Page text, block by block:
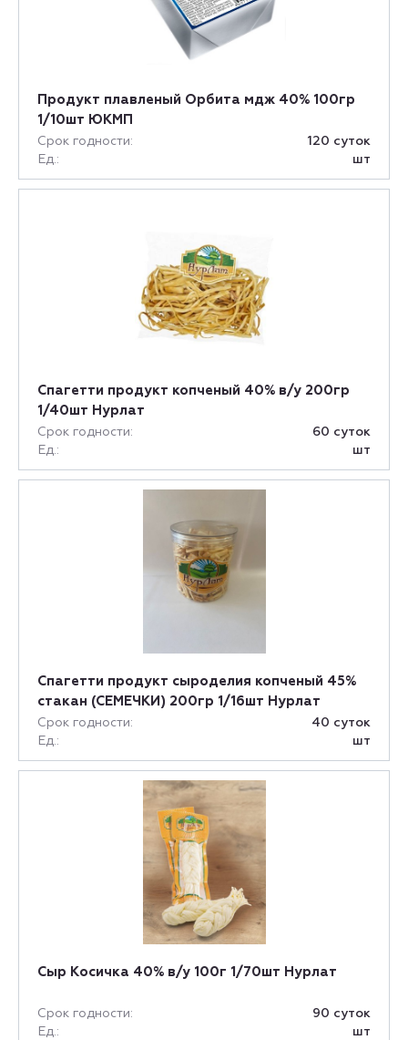
Продукт плавленый Орбита мдж 40% 100гр
1/10шт ЮКМП
Срок годности:
120 суток
Ед.:
шт
Спагетти продукт копченый 40% в/у 200гр
1/40шт Нурлат
Срок годности:
60 суток
Ед.:
шт
Спагетти продукт сыроделия копченый 45%
стакан (СЕМЕЧКИ) 200гр 1/16шт Нурлат
Срок годности:
40 суток
Ед.:
шт
Сыр Косичка 40% в/у 100г 1/70шт Нурлат
Срок годности:
90 суток
Ед.:
шт